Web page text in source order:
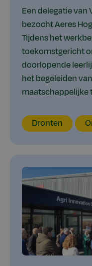
Een delegatie van
bezocht Aeres
Tijdens het
toekomstgericht
doorlopende
het begeleiden
maatschappelijke
Locatie
Dronten